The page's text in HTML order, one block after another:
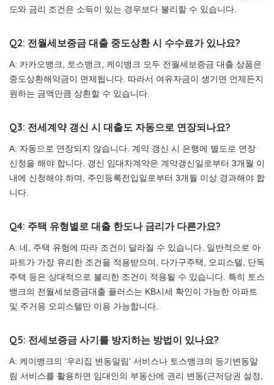
도와 금리 조건은 소득이 있는 경우보다 불리할 수 있습니다.
Q2: 전월세보증금 대출 중도상환 시 수수료가 있나요?
A: 카카오뱅크, 토스뱅크, 케이뱅크 모두 전월세보증금 대출 상품은
중도상환해약금이 면제됩니다. 따라서 여유자금이 생기면 언제든지
원하는 금액만큼 상환할 수 있습니다.
Q3: 전세계약 갱신 시 대출도 자동으로 연장되나요?
A: 자동으로 연장되지 않습니다. 계약 갱신 시 은행에 별도로 연장
신청을 해야 합니다. 갱신 임대차계약은 계약갱신일로부터 3개월 이
내에 신청해야 하며, 주민등록전입일로부터 3개월 이상 경과해야 합
니다.
Q4: 주택 유형별로 대출 한도나 금리가 다른가요?
A: 네, 주택 유형에 따라 조건이 달라질 수 있습니다. 일반적으로 아
파트가 가장 유리한 조건을 적용받으며, 다가구주택, 오피스텔, 단독
주택 등은 상대적으로 불리한 조건이 적용될 수 있습니다. 특히 토스
뱅크의 전월세보증금대출 플러스는 KB시세 확인이 가능한 아파트
및 주거용 오피스텔만 이용 가능합니다.
Q5: 전세보증금 사기를 방지하는 방법이 있나요?
A: 케이뱅크의 ‘우리집 변동알림’ 서비스나 토스뱅크의 등기변동알
림 서비스를 활용하면 임대인의 부동산에 권리 변동(근저당권 설정,